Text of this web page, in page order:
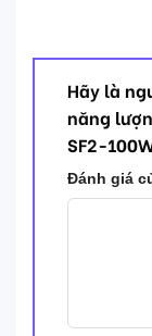
Hãy là
năng
SF2-
Đánh giá